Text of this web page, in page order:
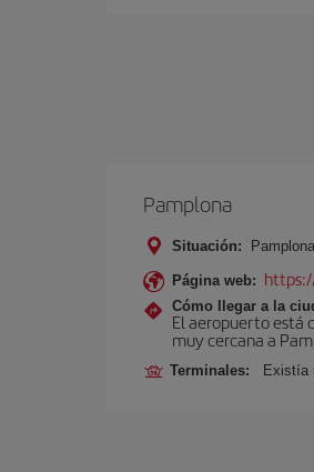
Pamplona
Situación: Pamplona
Página web:
Cómo llegar a la
El aeropuerto está
muy cercana a
Terminales: Existía